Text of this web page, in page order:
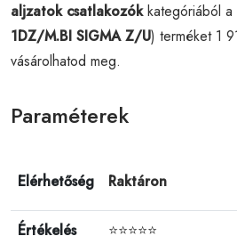
aljzatok csatlakozókkategóriából a
1DZ/M.BI SIGMA Z/U) terméket 1
vásárolhatod meg.
Paraméterek
Elérhetőség Raktáron
Értékelés ⭐⭐⭐⭐⭐